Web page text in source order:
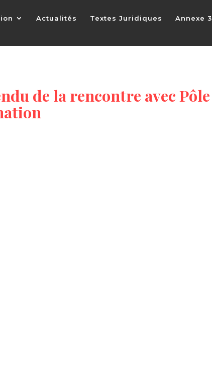
Actualités Textes Juridiques Annexe 3
de la rencontre avec Pôle